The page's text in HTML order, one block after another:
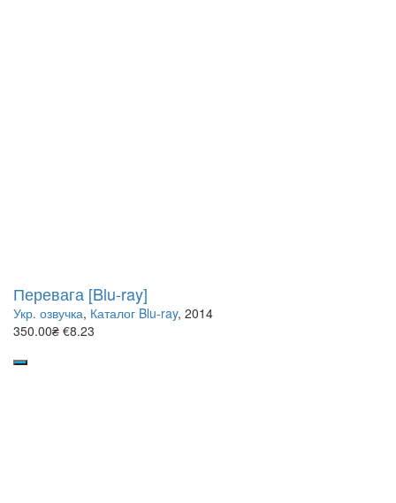
Перевага [Blu-ray]
Укр. озвучка, Каталог Blu-ray, 2014
350.00₴ €8.23